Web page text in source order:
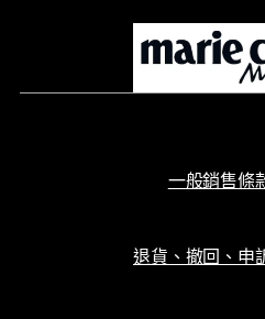
一般銷售條
退貨、撤回、申